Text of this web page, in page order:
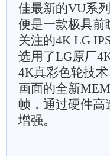
佳最新的VU系
便是一款极具前
关注的4K LG
选用了LG原厂
4K真彩色轮技
画面的全新
帧，通过硬件高
增强。